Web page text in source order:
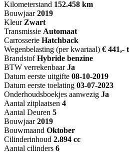
Kilometerstand 152.458 km
Bouwjaar 2019
Kleur Zwart
Transmissie Automaat
Carrosserie Hatchback
Wegenbelasting (per kwartaal) € 441,-
Brandstof Hybride benzine
BTW verrekenbaar Ja
Datum eerste uitgifte 08-10-2019
Datum eerste toelating 03-07-2023
Onderhoudsboekjes aanwezig Ja
Aantal zitplaatsen 4
Aantal Deuren 5
Bouwjaar 2019
Bouwmaand Oktober
Cilinderinhoud 2.894 cc
Aantal cilinders 6